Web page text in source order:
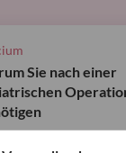
Sie nach einer